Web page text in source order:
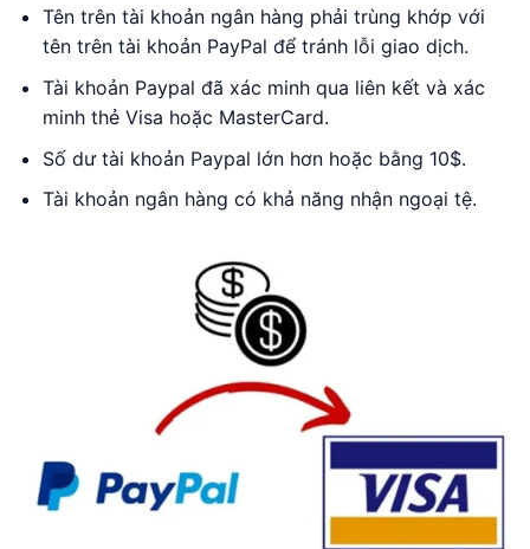
Tên trên tài khoản ngân hàng phải trùng khớp với
tên trên tài khoản PayPal để tránh lỗi giao dịch.
Tài khoản Paypal đã xác minh qua liên kết và xác
minh thẻ Visa hoặc MasterCard.
Số dư tài khoản Paypal lớn hơn hoặc bằng 10$.
Tài khoản ngân hàng có khả năng nhận ngoại tệ.